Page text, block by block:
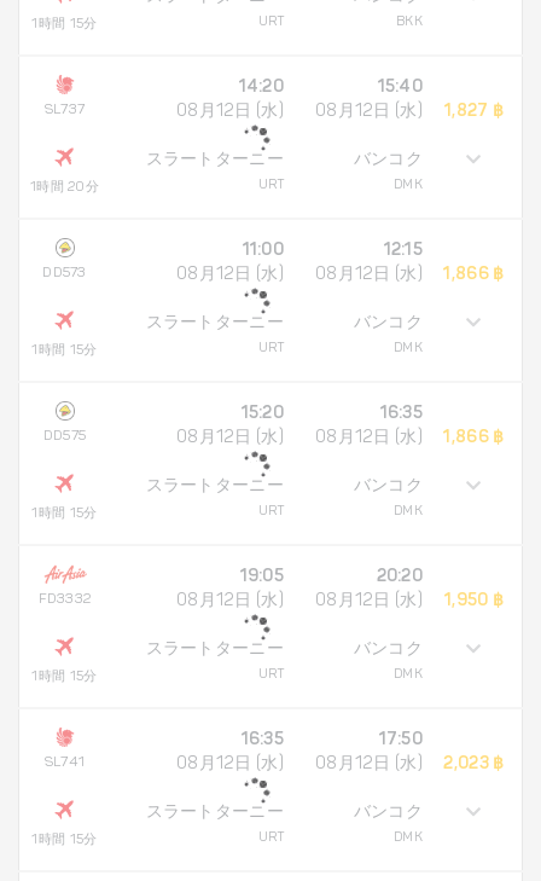
1時間 15分 URT BKK
SL737
1時間 20分
14:20
08月12日 (水)
スラートターニー
URT
15:40
08月12日 (水)
バンコク
DMK
1,827 ฿
DD573
1時間 15分
11:00
08月12日 (水)
スラートターニー
URT
12:15
08月12日 (水)
バンコク
DMK
1,866 ฿
DD575
1時間 15分
15:20
08月12日 (水)
スラートターニー
URT
16:35
08月12日 (水)
バンコク
DMK
1,866 ฿
FD3332
1時間 15分
19:05
08月12日 (水)
スラートターニー
URT
20:20
08月12日 (水)
バンコク
DMK
1,950 ฿
SL741
1時間 15分
16:35
08月12日 (水)
スラートターニー
URT
17:50
08月12日 (水)
バンコク
DMK
2,023 ฿